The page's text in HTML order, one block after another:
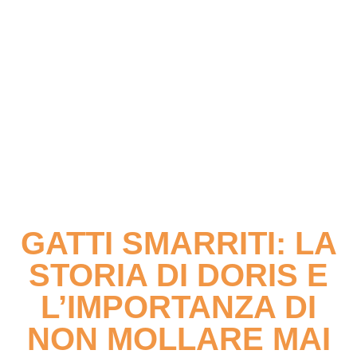
GATTI SMARRITI: LA
STORIA DI DORIS E
L’IMPORTANZA DI
NON MOLLARE MAI